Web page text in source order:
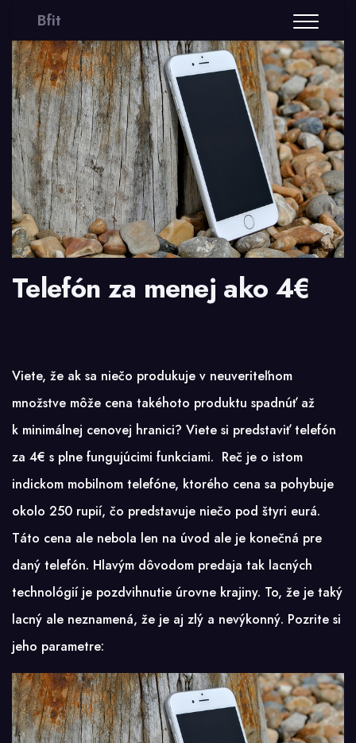
Bfit
Telefón za menej ako 4€
Viete, že ak sa niečo produkuje v neuveriteľnom
množstve môže cena takéhoto produktu spadnúť až
k minimálnej cenovej hranici? Viete si predstaviť telefón
za 4€ s plne fungujúcimi funkciami. Reč je o istom
indickom mobilnom telefóne, ktorého cena sa pohybuje
okolo 250 rupií, čo predstavuje niečo pod štyri eurá.
Táto cena ale nebola len na úvod ale je konečná pre
daný telefón. Hlavým dôvodom predaja tak lacných
technológií je pozdvihnutie úrovne krajiny. To, že je taký
lacný ale neznamená, že je aj zlý a nevýkonný. Pozrite si
jeho parametre: